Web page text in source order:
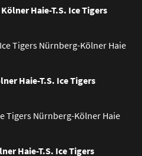
Haie-T.S. Ice Tigers
Tigers Nürnberg-Kölner Haie
Haie-T.S. Ice Tigers
Tigers Nürnberg-Kölner Haie
Haie-T.S. Ice Tigers